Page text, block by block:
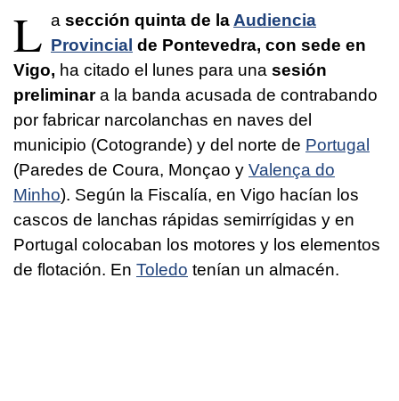
L a sección quinta de la Audiencia
Provincial de Pontevedra, con sede en
Vigo, ha citado el lunes para una sesión
preliminara la banda acusada de contrabando
por fabricar narcolanchas en naves del
municipio (Cotogrande) y del norte de Portugal
(Paredes de Coura, Monçao y Valença do
Minho). Según la Fiscalía, en Vigo hacían los
cascos de lanchas rápidas semirrígidas y en
Portugal colocaban los motores y los elementos
de flotación. En Toledo tenían un almacén.